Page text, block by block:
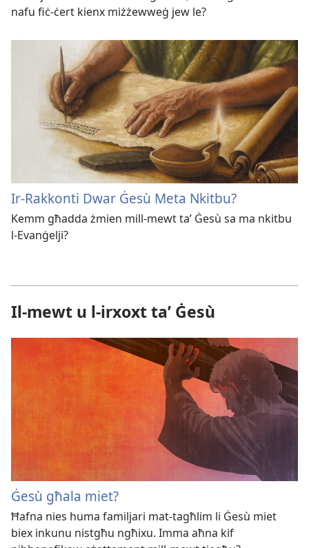
nafu fiċ-ċert kienx miżżewweġ jew le?
Ir-Rakkonti Dwar Ġesù Meta Nkitbu?
Kemm għadda żmien mill-mewt taʼ Ġesù sa ma nkitbu
l-Evanġelji?
Il-mewt u l-irxoxt taʼ Ġesù
Ġesù għala miet?
Ħafna nies huma familjari mat-tagħlim li Ġesù miet
biex inkunu nistgħu ngħixu. Imma aħna kif